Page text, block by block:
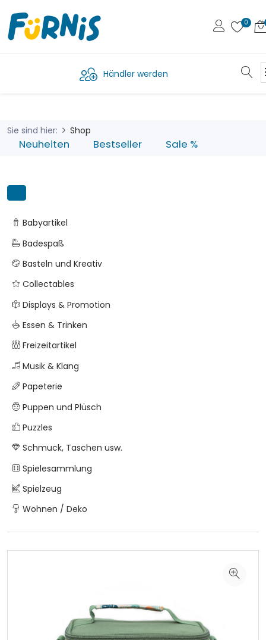
Händler werden
Sie sind hier: Shop
Neuheiten Bestseller Sale %
Babyartikel
Badespaß
Basteln und Kreativ
Collectables
Displays & Promotion
Essen & Trinken
Freizeitartikel
Musik & Klang
Papeterie
Puppen und Plüsch
Puzzles
Schmuck, Taschen usw.
Spielesammlung
Spielzeug
Wohnen / Deko